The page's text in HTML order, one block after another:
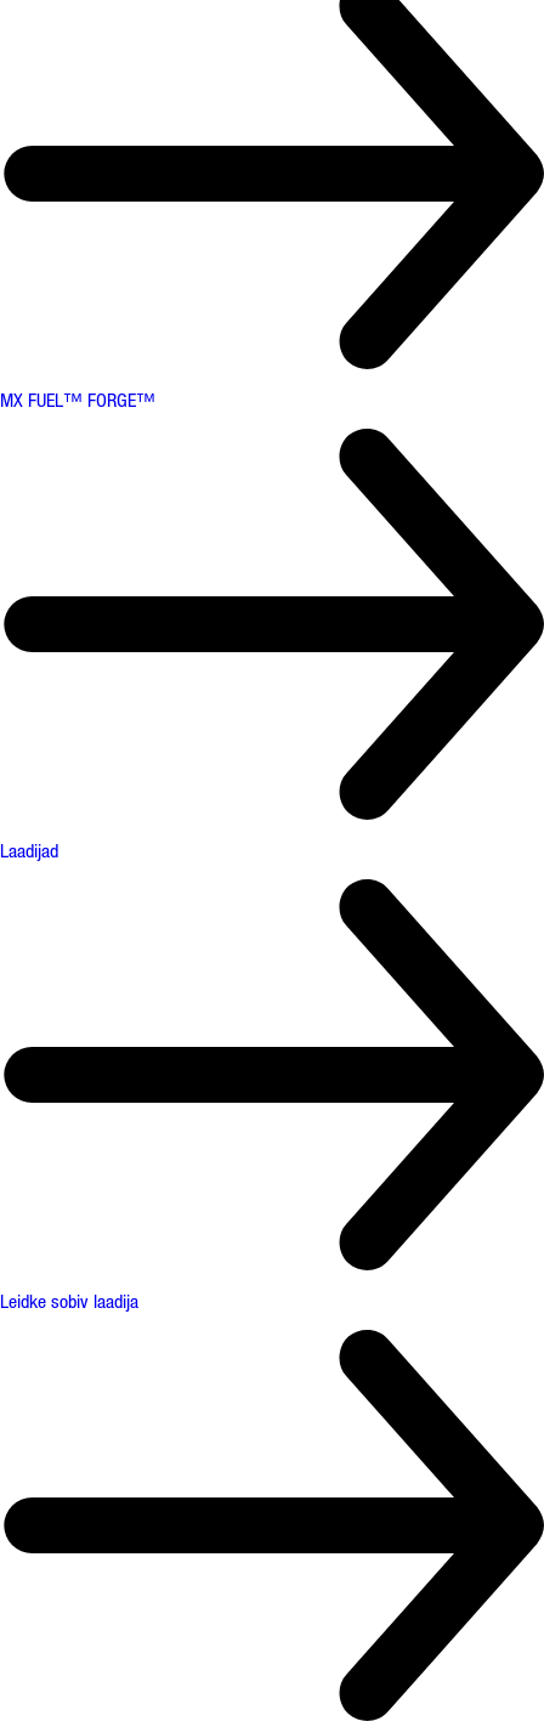
MX FUEL™ FORGE™
Laadijad
Leidke sobiv laadija